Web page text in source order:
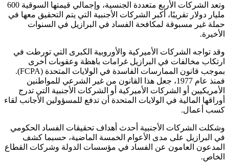
وتعد الشركات الأربع متعددة الجنسية، وإجمالي قيمتها السوقية 600
مليار دولار تقريبًا، أكبر الشركات الأجنبية التي يتم التحقيق معها في
حملة غير مسبوقة لمكافحة الفساد في البرازيل في السنوات
الأخيرة.
وقد تواجه الشركات الأميركية والأوروبية الكبرى التي تورطت في
ارتكاب مخالفات في البرازيل غرامات باهظة وعقوبات أخرى
بموجب قانون الممارسات الفاسدة في الولايات المتحدة (FCPA).
فمنذ عام 1977، جعل هذا القانون من غير الشرعي للمواطنين
الأمريكيين أو الشركات الأميركية أو الشركات الأجنبية التي تدرج
أوراقها المالية في الولايات المتحدة أن تدفع للمسؤولين الأجانب لقاء
كسب أعمال.
وشكلت الشركات الأجنبية أحدث أهداف تحقيقات الفساد الحكومي
في البرازيل على مدى الأعوام الخمسة الماضية، حسبما كشف
المدعون العامون عن الفساد في مؤسسات الدولة وشركات القطاع
الخاص.